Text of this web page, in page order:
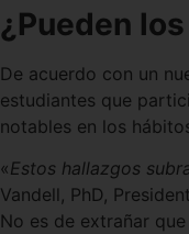
¿Pueden
De acuerdo con un
estudiantes que
notables en los
«Estos hallazgos
Vandell, PhD,
No es de extrañar